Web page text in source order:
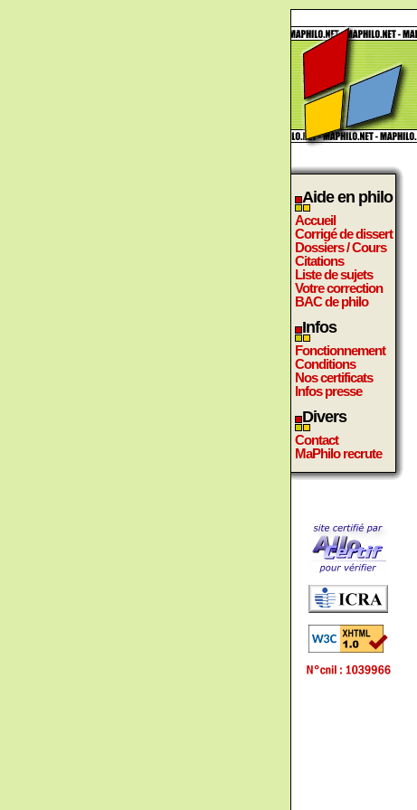
Aide en philo
Accueil
Corrigé de dissert
Dossiers / Cours
Citations
Liste de sujets
Votre correction
BAC de philo
Infos
Fonctionnement
Conditions
Nos certificats
Infos presse
Divers
Contact
MaPhilo recrute